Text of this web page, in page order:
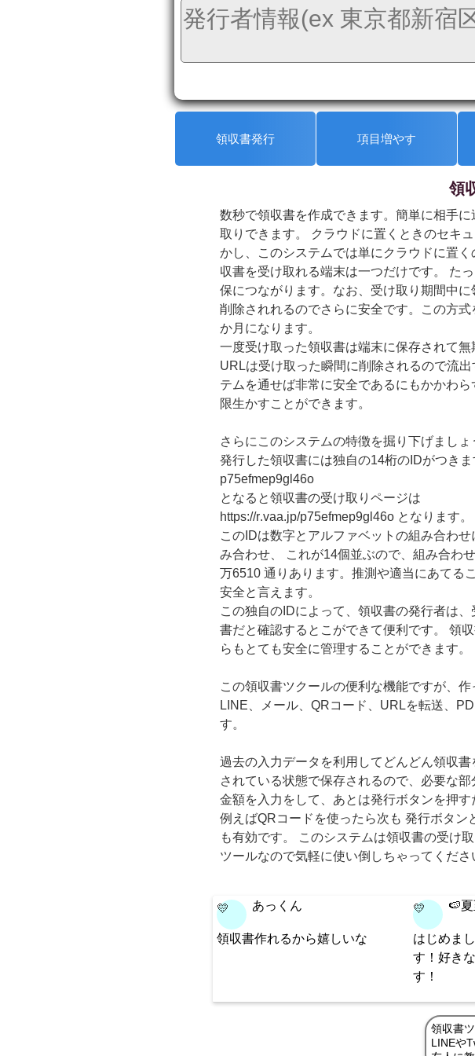
領収書発行 項目増やす
領
数秒で領収書を作成できます。簡単に相手
取りできます。 クラウドに置くときのセキ
かし、このシステムでは単にクラウドに置
収書を受け取れる端末は一つだけです。 た
保につながります。なお、受け取り期間中
削除されれるのでさらに安全です。この方
か月になります。
一度受け取った領収書は端末に保存されて
URLは受け取った瞬間に削除されるので流
テムを通せば非常に安全であるにもかかわ
限生かすことができます。
さらにこのシステムの特徴を掘り下げましょ
発行した領収書には独自の14桁のIDがつき
p75efmep9gl46o
となると領収書の受け取りページは
https://r.vaa.jp/p75efmep9gl46o となります。
このIDは数字とアルファベットの組み合わ
み合わせ、 これが14個並ぶので、組み合わ
万6510 通りあります。推測や適当にあてる
安全と言えます。
この独自のIDによって、領収書の発行者は
書だと確認するとこができて便利です。 領
らもとても安全に管理することができます。
この領収書ツクールの便利な機能ですが、
LINE、メール、QRコード、URLを転送、
す。
過去の入力データを利用してどんどん領収
されている状態で保存されるので、必要な
金額を入力をして、あとは発行ボタンを押
例えばQRコードを使ったら次も 発行ボタ
も有効です。 このシステムは領収書の受け
ツールなので気軽に使い倒しちゃってくださ
💛 あっくん
領収書作れるから嬉しいな
💛 🍉
はじめま
す！好き
す！